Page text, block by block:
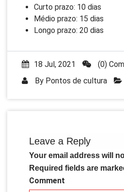
Curto prazo: 10 dias
Médio prazo: 15 dias
Longo prazo: 20 dias
18 Jul, 2021
(0)
By Pontos de cultura
Leave a Reply
Your email address will
Required fields are
Comment